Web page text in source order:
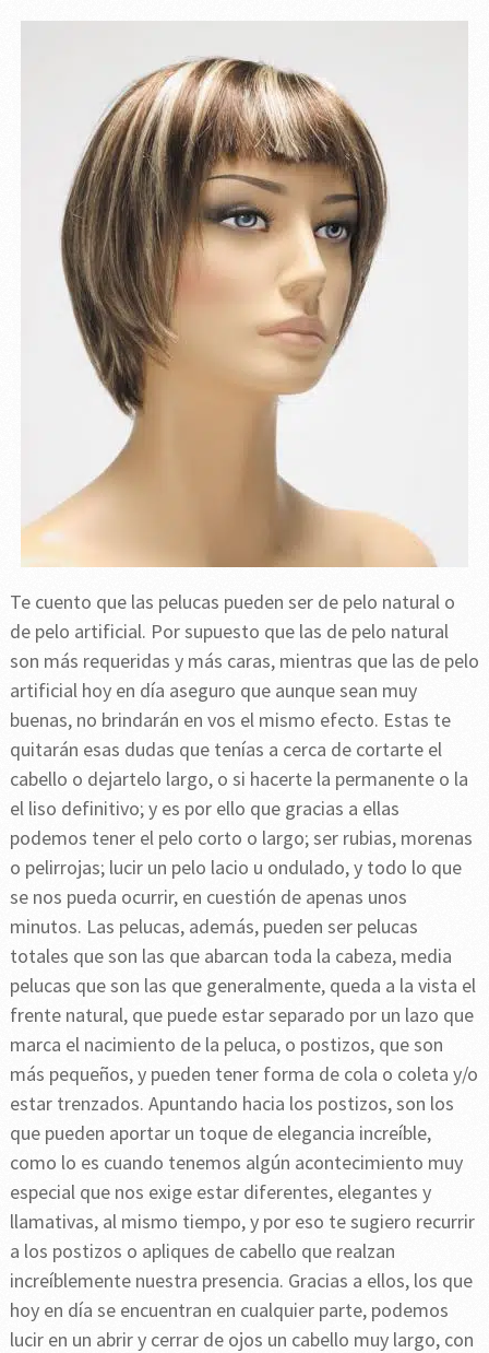
Te cuento que las pelucas pueden ser de pelo natural o
de pelo artificial. Por supuesto que las de pelo natural
son más requeridas y más caras, mientras que las de pelo
artificial hoy en día aseguro que aunque sean muy
buenas, no brindarán en vos el mismo efecto. Estas te
quitarán esas dudas que tenías a cerca de cortarte el
cabello o dejartelo largo, o si hacerte la permanente o la
el liso definitivo; y es por ello que gracias a ellas
podemos tener el pelo corto o largo; ser rubias, morenas
o pelirrojas; lucir un pelo lacio u ondulado, y todo lo que
se nos pueda ocurrir, en cuestión de apenas unos
minutos. Las pelucas, además, pueden ser pelucas
totales que son las que abarcan toda la cabeza, media
pelucas que son las que generalmente, queda a la vista el
frente natural, que puede estar separado por un lazo que
marca el nacimiento de la peluca, o postizos, que son
más pequeños, y pueden tener forma de cola o coleta y/o
estar trenzados. Apuntando hacia los postizos, son los
que pueden aportar un toque de elegancia increíble,
como lo es cuando tenemos algún acontecimiento muy
especial que nos exige estar diferentes, elegantes y
llamativas, al mismo tiempo, y por eso te sugiero recurrir
a los postizos o apliques de cabello que realzan
increíblemente nuestra presencia. Gracias a ellos, los que
hoy en día se encuentran en cualquier parte, podemos
lucir en un abrir y cerrar de ojos un cabello muy largo, con